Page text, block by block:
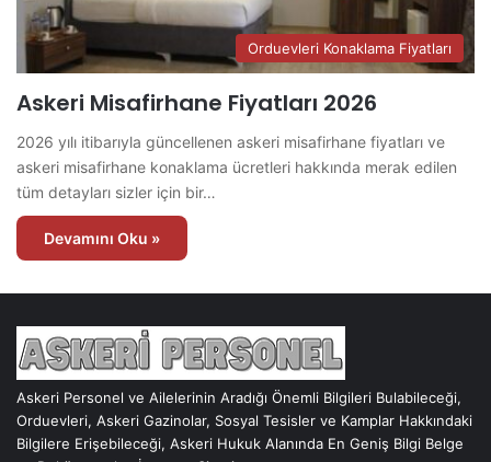
Orduevleri Konaklama Fiyatları
Askeri Misafirhane Fiyatları 2026
2026 yılı itibarıyla güncellenen askeri misafirhane fiyatları ve
askeri misafirhane konaklama ücretleri hakkında merak edilen
tüm detayları sizler için bir…
Devamını Oku »
Askeri Personel ve Ailelerinin Aradığı Önemli Bilgileri Bulabileceği,
Orduevleri, Askeri Gazinolar, Sosyal Tesisler ve Kamplar Hakkındaki
Bilgilere Erişebileceği, Askeri Hukuk Alanında En Geniş Bilgi Belge